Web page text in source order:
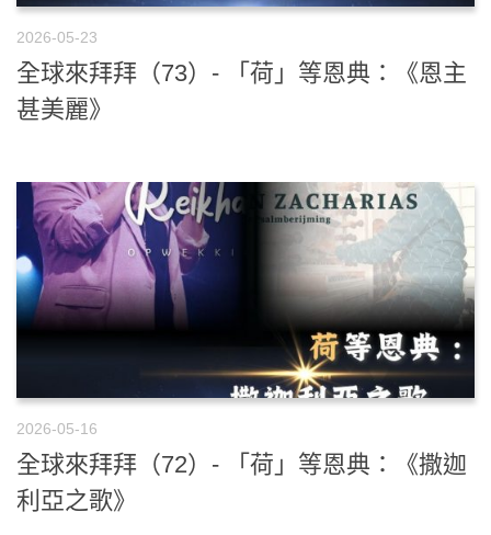
2026-05-23
全球來拜拜（73）- 「荷」等恩典：《恩主
甚美麗》
2026-05-16
全球來拜拜（72）- 「荷」等恩典：《撒迦
利亞之歌》